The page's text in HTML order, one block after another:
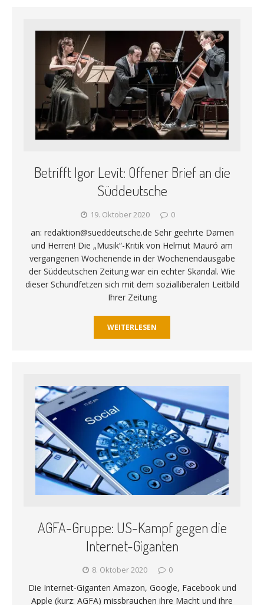
Betrifft Igor Levit: Offener Brief an die
Süddeutsche
19. Oktober 2020 0
an: redaktion@sueddeutsche.de Sehr geehrte Damen
und Herren! Die „Musik“-Kritik von Helmut Mauró am
vergangenen Wochenende in der Wochenendausgabe
der Süddeutschen Zeitung war ein echter Skandal. Wie
dieser Schundfetzen sich mit dem sozialliberalen Leitbild
Ihrer Zeitung
WEITERLESEN
AGFA-Gruppe: US-Kampf gegen die
Internet-Giganten
8. Oktober 2020 0
Die Internet-Giganten Amazon, Google, Facebook und
Apple (kurz: AGFA) missbrauchen ihre Macht und ihre